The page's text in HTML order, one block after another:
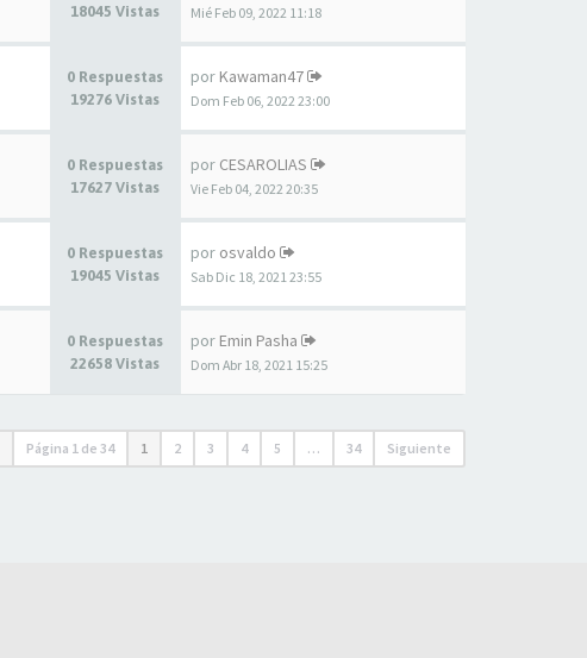
18045 Vistas
Mié Feb 09, 2022 11:18
0 Respuestas
19276 Vistas
por Kawaman47
Dom Feb 06, 2022 23:00
0 Respuestas
17627 Vistas
por CESAROLIAS
Vie Feb 04, 2022 20:35
0 Respuestas
19045 Vistas
por osvaldo
Sab Dic 18, 2021 23:55
0 Respuestas
22658 Vistas
por Emin Pasha
Dom Abr 18, 2021 15:25
Página 1 de 34 1 2 3 4 5 … 34 Siguiente